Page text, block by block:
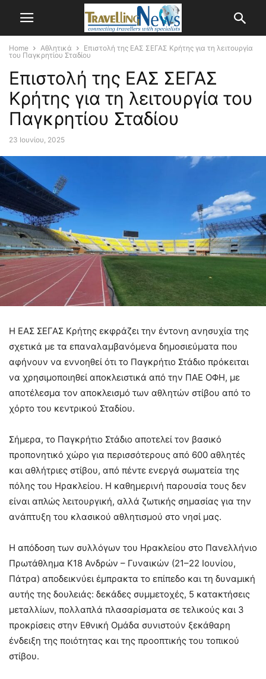
Home Αθλητικά
Επιστολή της ΕΑΣ ΣΕΓΑΣ Κρήτης για τη λειτουργία
του Παγκρητίου Σταδίου
Επιστολή της ΕΑΣ ΣΕΓΑΣ
Κρήτης για τη λειτουργία του
Παγκρητίου Σταδίου
23 Ιουνίου, 2025
Η ΕΑΣ ΣΕΓΑΣ Κρήτης εκφράζει την έντονη ανησυχία της
σχετικά με τα επαναλαμβανόμενα δημοσιεύματα που
αφήνουν να εννοηθεί ότι το Παγκρήτιο Στάδιο πρόκειται
να χρησιμοποιηθεί αποκλειστικά από την ΠΑΕ ΟΦΗ, με
αποτέλεσμα τον αποκλεισμό των αθλητών στίβου από το
χόρτο του κεντρικού Σταδίου.
Σήμερα, το Παγκρήτιο Στάδιο αποτελεί τον βασικό
προπονητικό χώρο για περισσότερους από 600 αθλητές
και αθλήτριες στίβου, από πέντε ενεργά σωματεία της
πόλης του Ηρακλείου. Η καθημερινή παρουσία τους δεν
είναι απλώς λειτουργική, αλλά ζωτικής σημασίας για την
ανάπτυξη του κλασικού αθλητισμού στο νησί μας.
Η απόδοση των συλλόγων του Ηρακλείου στο Πανελλήνιο
Πρωτάθλημα Κ18 Ανδρών – Γυναικών (21–22 Ιουνίου,
Πάτρα) αποδεικνύει έμπρακτα το επίπεδο και τη δυναμική
αυτής της δουλειάς: δεκάδες συμμετοχές, 5 κατακτήσεις
μεταλλίων, πολλαπλά πλασαρίσματα σε τελικούς και 3
προκρίσεις στην Εθνική Ομάδα συνιστούν ξεκάθαρη
ένδειξη της ποιότητας και της προοπτικής του τοπικού
στίβου.